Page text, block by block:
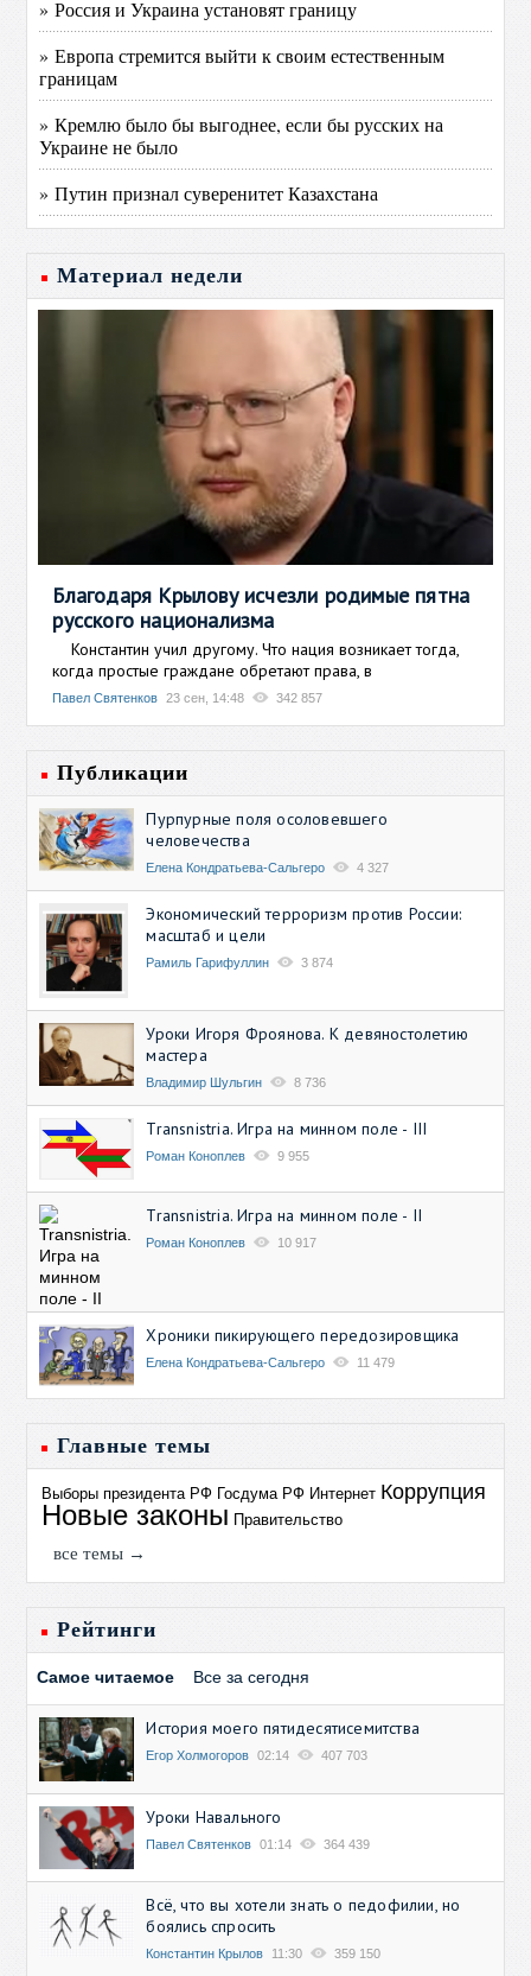
» Россия и Украина установят границу
» Европа стремится выйти к своим естественным
границам
» Кремлю было бы выгоднее, если бы русских на
Украине не было
» Путин признал суверенитет Казахстана
Материал недели
Благодаря Крылову исчезли родимые пятна
русского национализма
Константин учил другому. Что нация возникает тогда,
когда простые граждане обретают права, в
Павел Святенков 23 сен, 14:48 342 857
Публикации
Пурпурные поля осоловевшего
человечества
Елена Кондратьева-Сальгеро 4 327
Экономический терроризм против России:
масштаб и цели
Рамиль Гарифуллин 3 874
Уроки Игоря Фроянова. К девяностолетию
мастера
Владимир Шульгин 8 736
Transnistria. Игра на минном поле - III
Роман Коноплев 9 955
Transnistria. Игра на минном поле - II
Роман Коноплев 10 917
Хроники пикирующего передозировщика
Елена Кондратьева-Сальгеро 11 479
Главные темы
Выборы президента РФ Госдума РФ Интернет Коррупция
Новые законы Правительство
все темы →
Рейтинги
Самое читаемое Все за сегодня
История моего пятидесятисемитства
Егор Холмогоров 02:14 407 703
Уроки Навального
Павел Святенков 01:14 364 439
Всё, что вы хотели знать о педофилии, но
боялись спросить
Константин Крылов 11:30 359 150